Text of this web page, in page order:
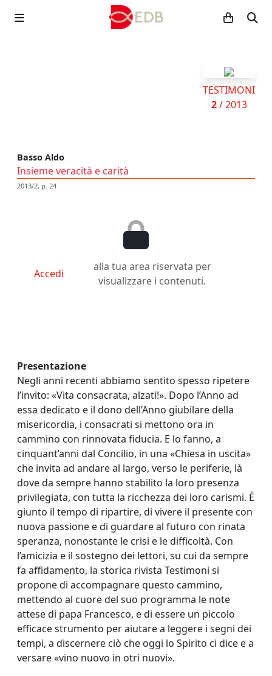
TESTIMONI
2/ 2013
Basso Aldo
Insieme veracità e carità
2013/2, p. 24
Accedi
alla tua area riservata per
visualizzare i contenuti.
Presentazione
Negli anni recenti abbiamo sentito spesso ripetere
l’invito: «Vita consacrata, alzati!». Dopo l’Anno ad
essa dedicato e il dono dell’Anno giubilare della
misericordia, i consacrati si mettono ora in
cammino con rinnovata fiducia. E lo fanno, a
cinquant’anni dal Concilio, in una «Chiesa in uscita»
che invita ad andare al largo, verso le periferie, là
dove da sempre hanno stabilito la loro presenza
privilegiata, con tutta la ricchezza dei loro carismi. È
giunto il tempo di ripartire, di vivere il presente con
nuova passione e di guardare al futuro con rinata
speranza, nonostante le crisi e le difficoltà. Con
l’amicizia e il sostegno dei lettori, su cui da sempre
fa affidamento, la storica rivista Testimoni si
propone di accompagnare questo cammino,
mettendo al cuore del suo programma le note
attese di papa Francesco, e di essere un piccolo
efficace strumento per aiutare a leggere i segni dei
tempi, a discernere ciò che oggi lo Spirito ci dice e a
versare «vino nuovo in otri nuovi».